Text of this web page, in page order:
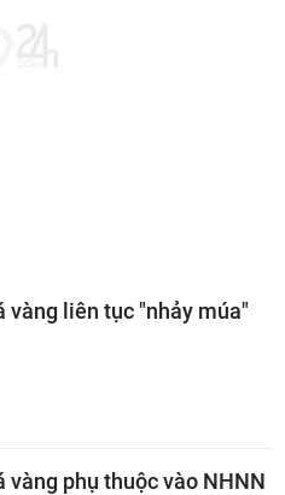
vàng liên tục "nhảy múa"
vàng phụ thuộc vào NHNN